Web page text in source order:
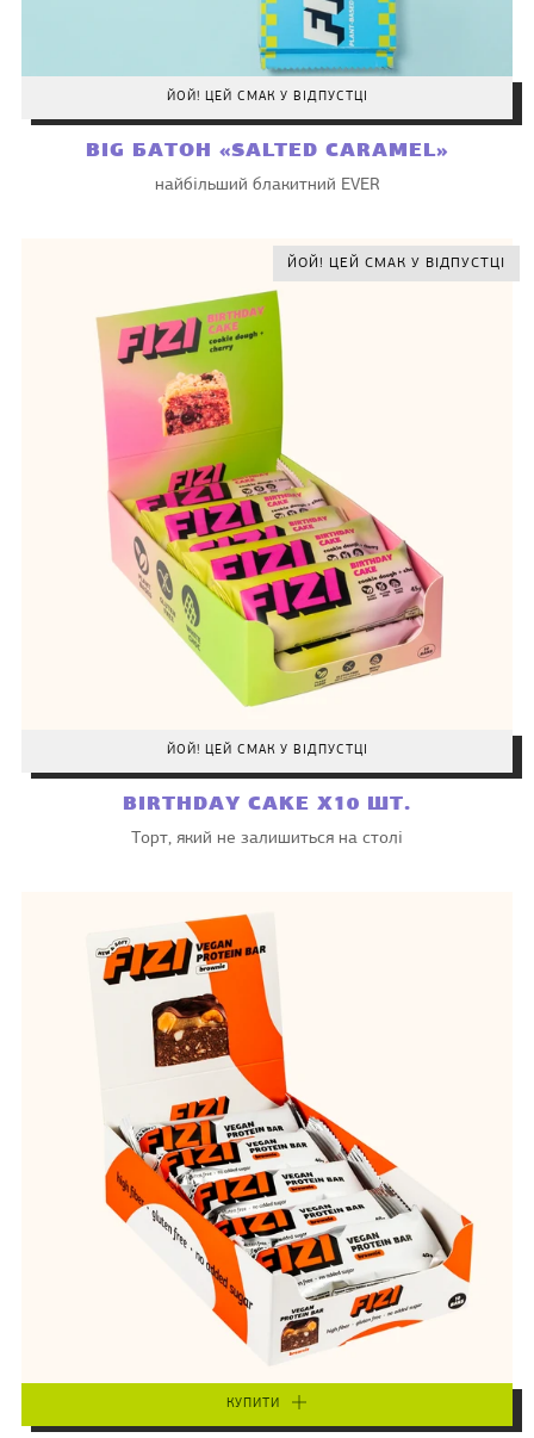
ЙОЙ! ЦЕЙ СМАК У ВІДПУСТЦІ
BIG БАТОН «SALTED CARAMEL»
найбільший блакитний EVER
ЙОЙ! ЦЕЙ СМАК У ВІДПУСТЦІ
ЙОЙ! ЦЕЙ СМАК У ВІДПУСТЦІ
BIRTHDAY CAKE X10 ШТ.
Торт, який не залишиться на столі
КУПИТИ